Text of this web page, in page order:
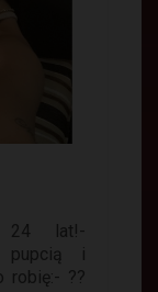
24 lat!-
pupcią i
robię:- ??